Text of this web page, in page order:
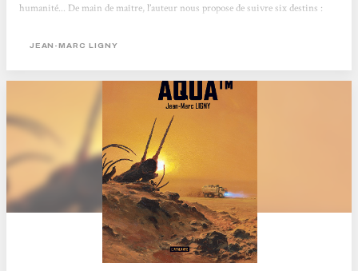
humanité... De main de maître, l’auteur nous propose de suivre six destins :
le salut dans les religions; tout détruire et précipiter la fin imminente dans une
JEAN-MARC LIGNY